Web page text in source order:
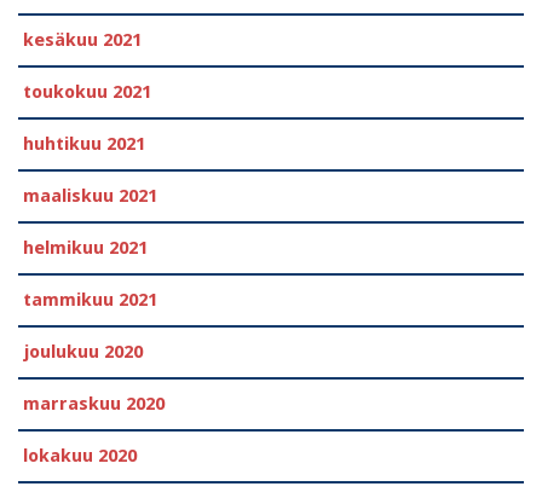
kesäkuu 2021
toukokuu 2021
huhtikuu 2021
maaliskuu 2021
helmikuu 2021
tammikuu 2021
joulukuu 2020
marraskuu 2020
lokakuu 2020